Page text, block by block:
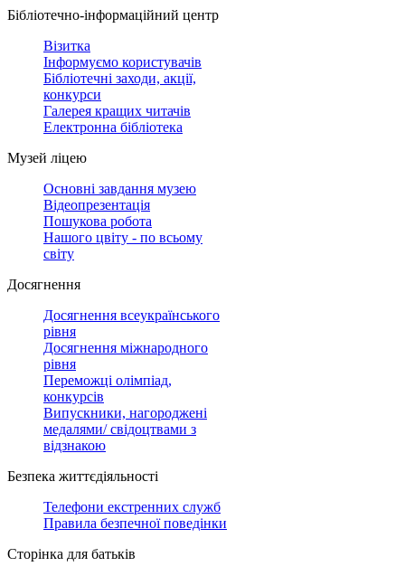
Бібліотечно-інформаційний центр
Візитка
Інформуємо користувачів
Бібліотечні заходи, акції,
конкурси
Галерея кращих читачів
Електронна бібліотека
Музей ліцею
Основні завдання музею
Відеопрезентація
Пошукова робота
Нашого цвіту - по всьому
світу
Досягнення
Досягнення всеукраїнського
рівня
Досягнення міжнародного
рівня
Переможці олімпіад,
конкурсів
Випускники, нагороджені
медалями/ свідоцтвами з
відзнакою
Безпека життєдіяльності
Телефони екстренних служб
Правила безпечної поведінки
Сторінка для батьків